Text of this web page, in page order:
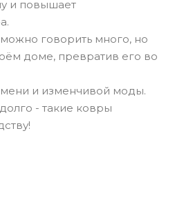
и повышает
говорить много, но
доме, превратив его во
и изменчивой моды.
- такие ковры